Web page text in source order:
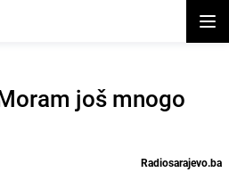
još mnogo
Radiosarajevo.ba